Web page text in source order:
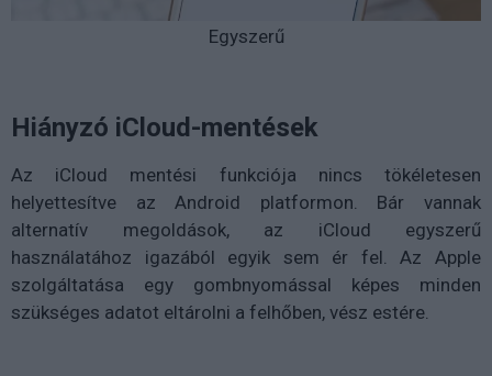
Egyszerű
Hiányzó iCloud-mentések
Az iCloud mentési funkciója nincs tökéletesen
helyettesítve az Android platformon. Bár vannak
alternatív megoldások, az iCloud egyszerű
használatához igazából egyik sem ér fel. Az Apple
szolgáltatása egy gombnyomással képes minden
szükséges adatot eltárolni a felhőben, vész estére.